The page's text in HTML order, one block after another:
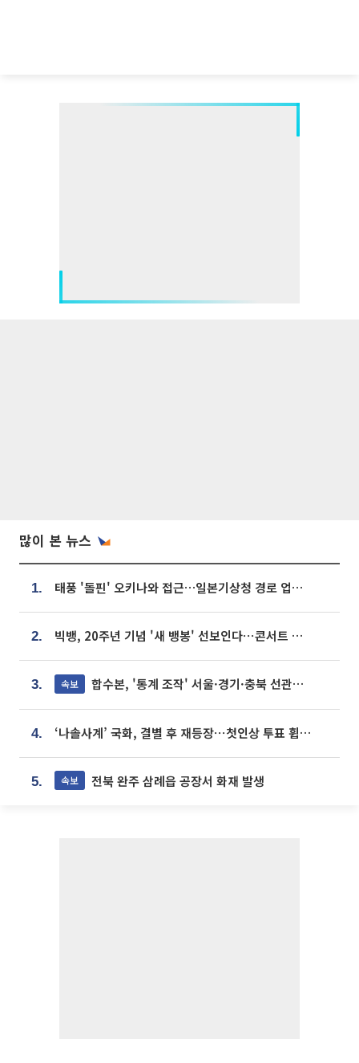
많이 본 뉴스
1. 태풍 '돌핀' 오키나와 접근…일본기상청 경로 업데이트
2. 빅뱅, 20주년 기념 '새 뱅봉' 선보인다⋯콘서트 앞두고 팝업 개최
3. 속보 합수본, '통계 조작' 서울·경기·충북 선관위 등 추가 압수수색
4. ‘나솔사계’ 국화, 결별 후 재등장⋯첫인상 투표 휩쓸고 ‘인기녀’ 등극
5. 속보 전북 완주 삼례읍 공장서 화재 발생